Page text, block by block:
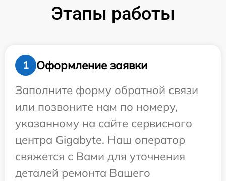
Этапы работы
1
Оформление заявки
Заполните форму обратной связи
или позвоните нам по номеру,
указанному на сайте сервисного
центра Gigabyte. Наш оператор
свяжется с Вами для уточнения
деталей ремонта Вашего